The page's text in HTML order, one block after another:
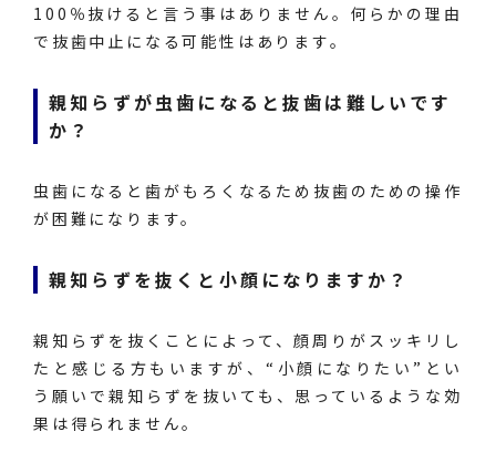
100％抜けると言う事はありません。何らかの理由
で抜歯中止になる可能性はあります。
親知らずが虫歯になると抜歯は難しいです
か？
虫歯になると歯がもろくなるため抜歯のための操作
が困難になります。
親知らずを抜くと小顔になりますか？
親知らずを抜くことによって、顔周りがスッキリし
たと感じる方もいますが、“小顔になりたい”とい
う願いで親知らずを抜いても、思っているような効
果は得られません。